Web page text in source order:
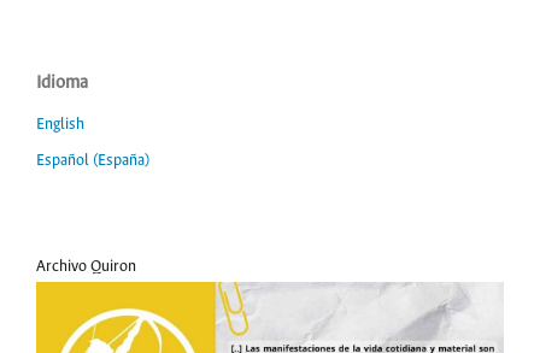
Idioma
English
Español (España)
Archivo Quiron